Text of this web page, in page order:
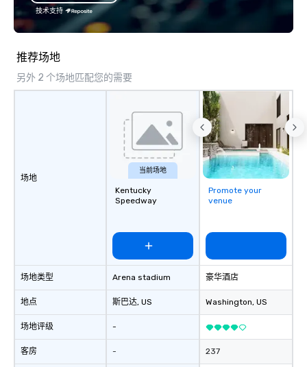
技术支持
推荐场地
另外 2 个场地匹配您的需要
场地
场地类型
地点
场地评级
客房
当前场地
Kentucky
Speedway
Arena stadium
斯巴达, US
-
-
Promote your
venue
豪华酒店
Washington, US
237